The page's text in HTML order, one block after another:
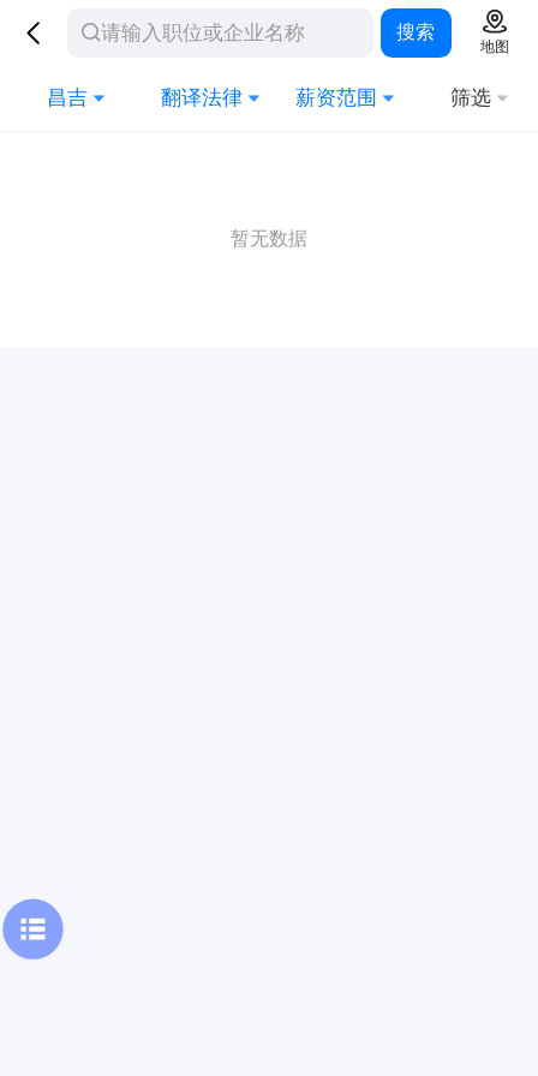
搜索
地图
昌吉 翻译法律 薪资范围 筛选
暂无数据